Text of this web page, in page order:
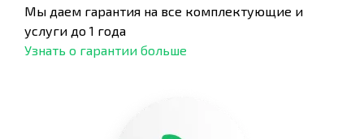
Мы даем гарантия на все комплектующие и
услуги до 1 года
Узнать о гарантии больше